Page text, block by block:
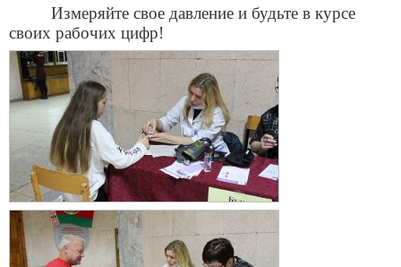
Измеряйте свое давление и будьте в курсе
своих рабочих цифр!